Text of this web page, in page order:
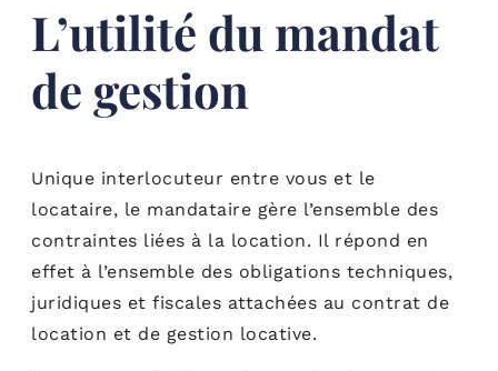
L’utilité du mandat
de gestion
Unique interlocuteur entre vous et le
locataire, le mandataire gère l’ensemble des
contraintes liées à la location. Il répond en
effet à l’ensemble des obligations techniques,
juridiques et fiscales attachées au contrat de
location et de gestion locative.